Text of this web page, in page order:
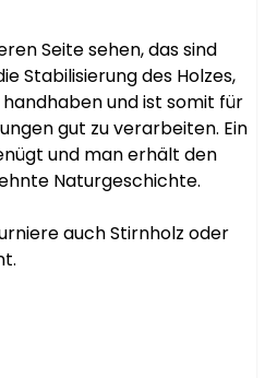
Seite sehen, das sind
Stabilisierung des Holzes,
und ist somit für
gut zu verarbeiten. Ein
und man erhält den
Naturgeschichte.
auch Stirnholz oder